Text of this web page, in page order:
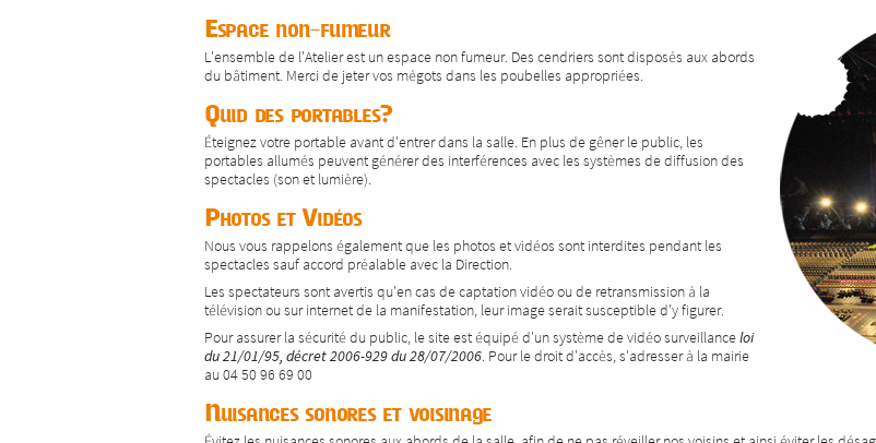
Espace non-fumeur
L'ensemble de l'Atelier est un espace non fumeur. Des cendriers sont disposés aux abords
du bâtiment. Merci de jeter vos mégots dans les poubelles appropriées.
Quid des portables?
Éteignez votre portable avant d'entrer dans la salle. En plus de gêner le public, les
portables allumés peuvent générer des interférences avec les systèmes de diffusion des
spectacles (son et lumière).
Photos et Vidéos
Nous vous rappelons également que les photos et vidéos sont interdites pendant les
spectacles sauf accord préalable avec la Direction.
Les spectateurs sont avertis qu'en cas de captation vidéo ou de retransmission à la
télévision ou sur internet de la manifestation, leur image serait susceptible d'y figurer.
Pour assurer la sécurité du public, le site est équipé d'un système de vidéo surveillanceloi
du 21/01/95, décret 2006-929 du 28/07/2006 . Pour le droit d'accès, s'adresser à la mairie
au 04 50 96 69 00
Nuisances sonores et voisinage